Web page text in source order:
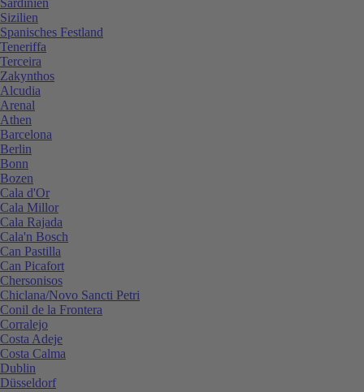
Sizilien
Spanisches Festland
Teneriffa
Terceira
Zakynthos
Alcudia
Arenal
Athen
Barcelona
Berlin
Bonn
Bozen
Cala d'Or
Cala Millor
Cala Rajada
Cala'n Bosch
Can Pastilla
Can Picafort
Chersonisos
Chiclana/Novo Sancti Petri
Conil de la Frontera
Corralejo
Costa Adeje
Costa Calma
Dublin
Düsseldorf